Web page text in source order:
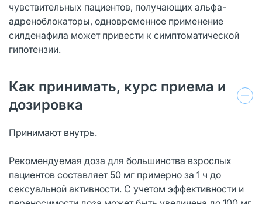
чувствительных пациентов, получающих альфа-
адреноблокаторы, одновременное применение
силденафила может привести к симптоматической
гипотензии.
Как принимать, курс приема и
дозировка
Принимают внутрь.
Рекомендуемая доза для большинства взрослых
пациентов составляет 50 мг примерно за 1 ч до
сексуальной активности. С учетом эффективности и